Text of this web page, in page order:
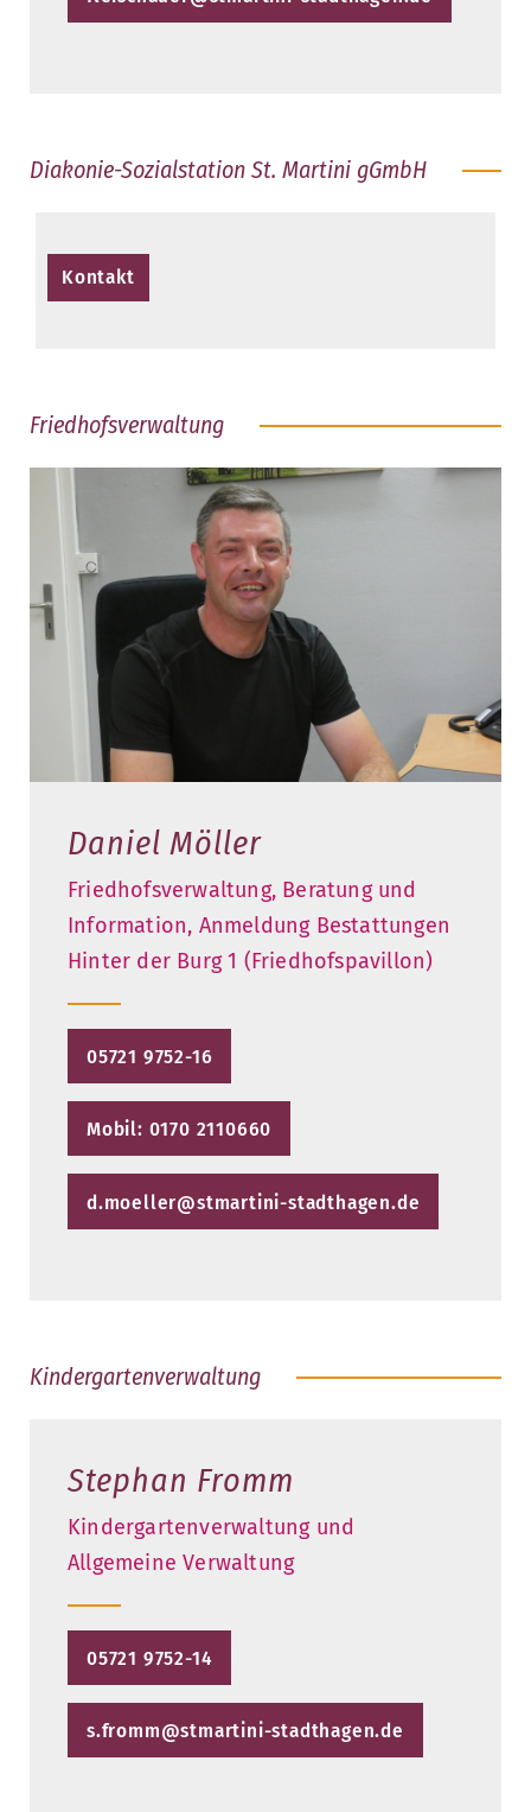
Diakonie-Sozialstation St. Martini gGmbH
Kontakt
Friedhofsverwaltung
Daniel Möller
Friedhofsverwaltung, Beratung und
Information, Anmeldung Bestattungen
Hinter der Burg 1 (Friedhofspavillon)
05721 9752-16
Mobil: 0170 2110660
d.moeller@stmartini-stadthagen.de
Kindergartenverwaltung
Stephan Fromm
Kindergartenverwaltung und
Allgemeine Verwaltung
05721 9752-14
s.fromm@stmartini-stadthagen.de